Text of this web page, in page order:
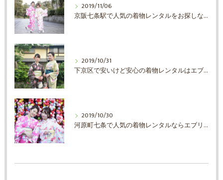
2019/11/06
京阪七条駅で人気の着物レンタルをお探しならエブリ着物日和
2019/10/31
下京区で安いけど安心の着物レンタルはエブリ着物日和
2019/10/30
河原町七条で人気の着物レンタルならエブリ着物日和